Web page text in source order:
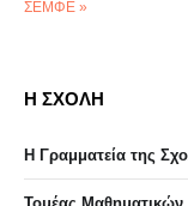
ΣΕΜΦΕ »
Η ΣΧΟΛΗ
Η Γραμματεία της